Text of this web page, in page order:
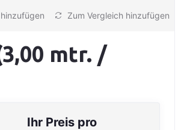
Zum Vergleich hinzufügen
mtr. /
Ihr Preis pro